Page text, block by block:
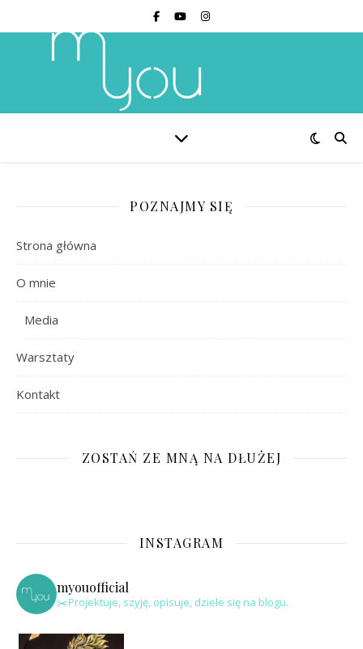
POZNAJMY SIĘ
Strona główna
O mnie
Media
Warsztaty
Kontakt
ZOSTAŃ ZE MNĄ NA DŁUŻEJ
INSTAGRAM
myouofficial
✂️Projektuje, szyję, opisuje, dziele się na blogu.